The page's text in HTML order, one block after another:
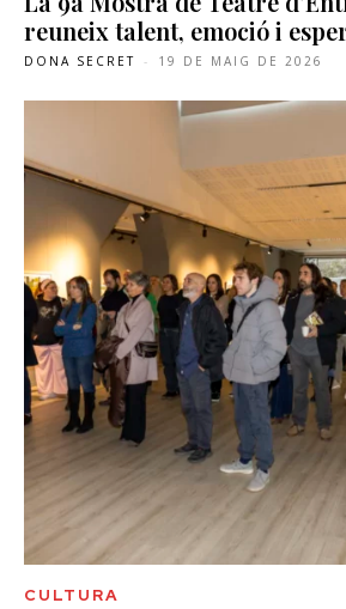
reuneix talent, emoció i
DONA SECRET - 19 DE MAIG DE 2026
CULTURA